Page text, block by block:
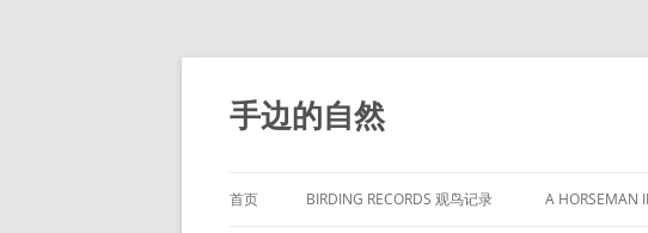
手边的自然
首页 BIRDING RECORDS 观鸟记录 A HORSEMAN